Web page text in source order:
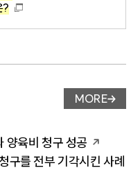
?
업무사례
MORE
양육비 청구 성공
구를 전부 기각시킨 사례